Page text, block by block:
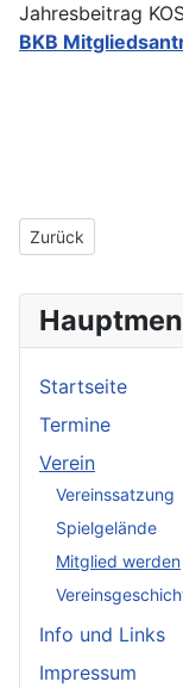
Jahresbeitrag
BKB
Vorheriger Beitrag:
Zurück
Startseite
Termine
Verein
Vereinssatzung
Spielgelände
Mitglied werden
Info und Links
Impressum